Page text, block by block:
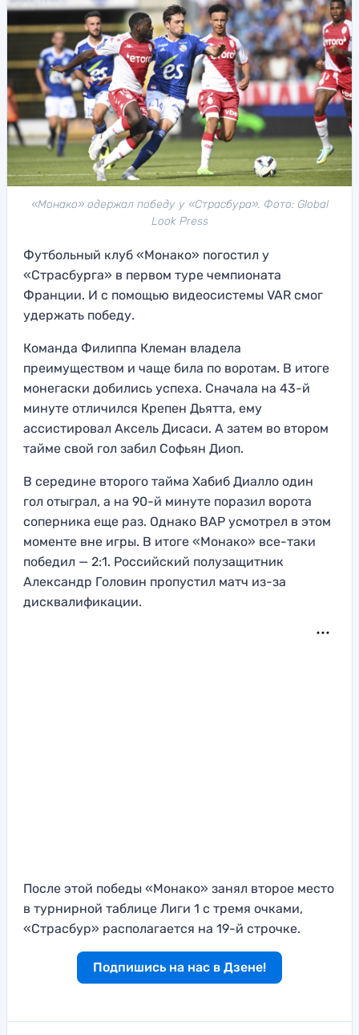
«Монако» одержал победу у «Страсбура». Фото: Global
Look Press
Футбольный клуб «Монако» погостил у
«Страсбурга» в первом туре чемпионата
Франции. И с помощью видеосистемы VAR смог
удержать победу.
Команда Филиппа Клеман владела
преимуществом и чаще била по воротам. В итоге
монегаски добились успеха. Сначала на 43-й
минуте отличился Крепен Дьятта, ему
ассистировал Аксель Дисаси. А затем во втором
тайме свой гол забил Софьян Диоп.
В середине второго тайма Хабиб Диалло один
гол отыграл, а на 90-й минуте поразил ворота
соперника еще раз. Однако ВАР усмотрел в этом
моменте вне игры. В итоге «Монако» все-таки
победил — 2:1. Российский полузащитник
Александр Головин пропустил матч из-за
дисквалификации.
После этой победы «Монако» занял второе место
в турнирной таблице Лиги 1 с тремя очками,
«Страсбур» располагается на 19-й строчке.
Подпишись на нас в Дзене!